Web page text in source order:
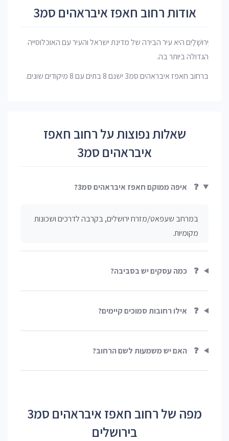
אודות רחוב חאפז איבראהים סמ3
יְרוּשָׁלַיִם היא עיר הבירה של מדינת ישראל והעיר עם האוכלוסייה
הגדולה ביותר בה.
ברחוב חאפז איבראהים סמ3 ישנם 8 בתים עם 8 מיקודים שונים.
שאלות נפוצות על רחוב חאפז
איבראהים סמ3
❓ איפה ממוקם חאפז איבראהים סמ3?
במרחב שעפאט/מזרח ירושלים, בקרבה לדרכים ושכונות
מקומיות.
❓ כמה עסקים יש בסביבה?
❓ אילו רחובות סמוכים קיימים?
❓ האם יש משמעות לשם הרחוב?
מפה של רחוב חאפז איבראהים סמ3
בירושלים